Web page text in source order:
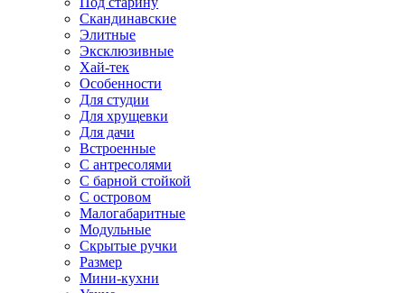
Скандинавские
Элитные
Эксклюзивные
Хай-тек
Особенности
Для студии
Для хрущевки
Для дачи
Встроенные
С антресолями
С барной стойкой
С островом
Малогабаритные
Модульные
Скрытые ручки
Размер
Мини-кухни